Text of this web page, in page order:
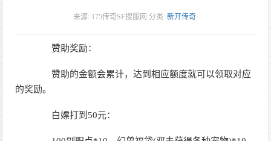
来源: 175传奇SF搜服网 分类: 新开传奇
赞助奖励：
赞助的金额会累计，达到相应额度就可以领取对应
的奖励。
白嫖打到50元：